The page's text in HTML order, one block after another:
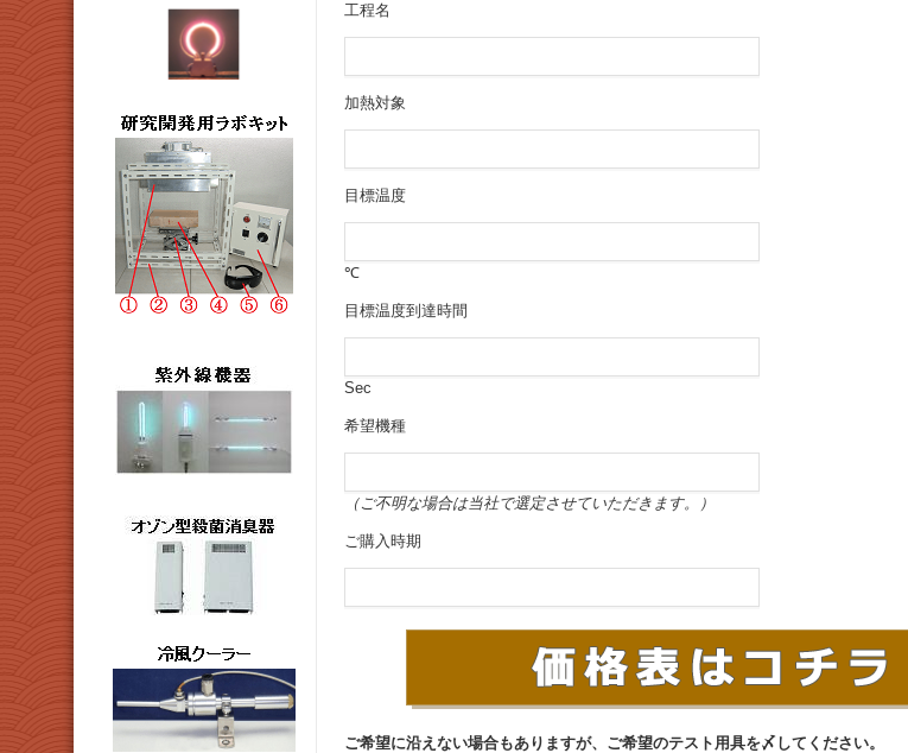
工程名
加熱対象
目標温度
℃
目標温度到達時間
Sec
希望機種
（ご不明な場合は当社で選定させていただきます。）
ご購入時期
ご希望に沿えない場合もありますが、ご希望のテスト用具を〆してください。